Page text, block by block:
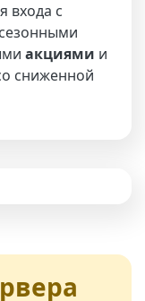
входа с
акциями и
сниженной